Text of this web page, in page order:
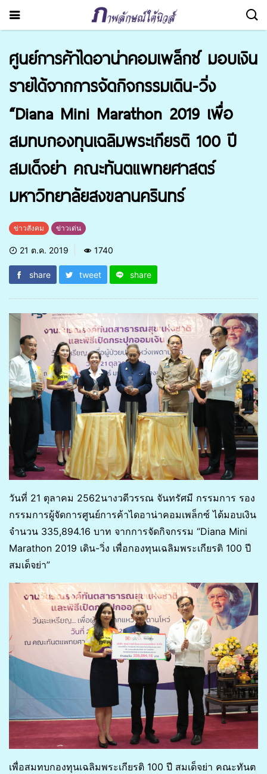
ศูนย์การค้าไดอาน่าคอมเพล็กซ์ มอบเงิน
รายได้จากการจัดกิจกรรมเดิน-วิ่ง
“Diana Mini Marathon 2019 เพื่อ
สมทบกองทุนเฉลิมพระเกียรติ 100 ปี
สมเด็จย่า คณะทันตแพทยศาสตร์
มหาวิทยาลัยสงขลานครินทร์
ข่าวสังคม ข่าวเด่น
21 ต.ค. 2019 1740
share tweet share
วันที่ 21 ตุลาคม 2562นางวดีวรรณ จันทรัศมี กรรมการ รอง
กรรมการผู้จัดการศูนย์การค้าไดอาน่าคอมเพล็กซ์ ได้มอบเงิน
จำนวน 335,894.16 บาท จากการจัดกิจกรรม “Diana Mini
Marathon 2019 เดิน-วิ่ง เพื่อกองทุนเฉลิมพระเกียรติ 100 ปี
สมเด็จย่า”
เพื่อสมทบกองทุนเฉลิมพระเกียรติ 100 ปี สมเด็จย่า คณะทันต